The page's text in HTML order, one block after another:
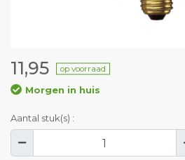
11,95 op voorraad
Morgen in huis
Aantal stuk(s) :